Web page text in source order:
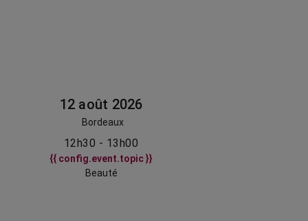
12 août 2026
Bordeaux
12h30 - 13h00
{{ config.event.topic }}
Beauté